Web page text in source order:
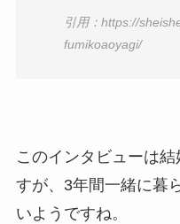
引用：https://
fumikoaoyagi/
このインタビューは
すが、3年間一緒に暮
いようですね。